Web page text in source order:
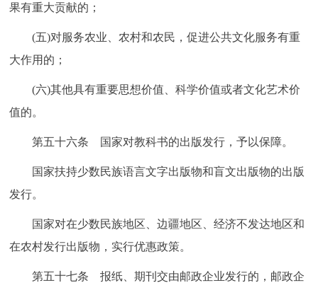
果有重大贡献的；
(五)对服务农业、农村和农民，促进公共文化服务有重
大作用的；
(六)其他具有重要思想价值、科学价值或者文化艺术价
值的。
第五十六条 国家对教科书的出版发行，予以保障。
国家扶持少数民族语言文字出版物和盲文出版物的出版
发行。
国家对在少数民族地区、边疆地区、经济不发达地区和
在农村发行出版物，实行优惠政策。
第五十七条 报纸、期刊交由邮政企业发行的，邮政企